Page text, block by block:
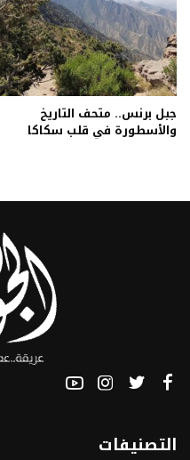
جبل برنس.. متحف التاريخ
والأسطورة في قلب سكاكا
التصنيفات